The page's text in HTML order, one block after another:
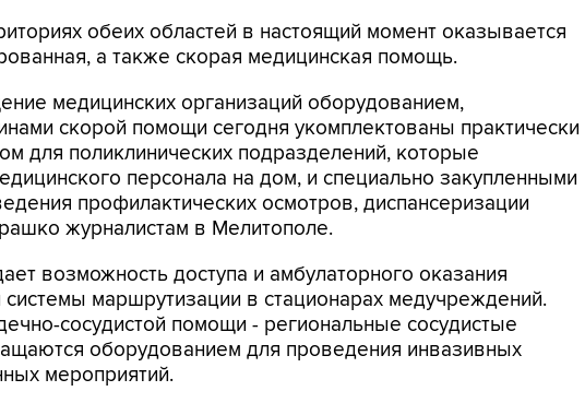
обеих областей в настоящий момент оказывается
а также скорая медицинская помощь.
медицинских организаций оборудованием,
скорой помощи сегодня укомплектованы практически
для поликлинических подразделений, которые
персонала на дом, и специально закупленными
профилактических осмотров, диспансеризации
журналистам в Мелитополе.
возможность доступа и амбулаторного оказания
маршрутизации в стационарах медучреждений.
сосудистой помощи - региональные сосудистые
оборудованием для проведения инвазивных
мероприятий.